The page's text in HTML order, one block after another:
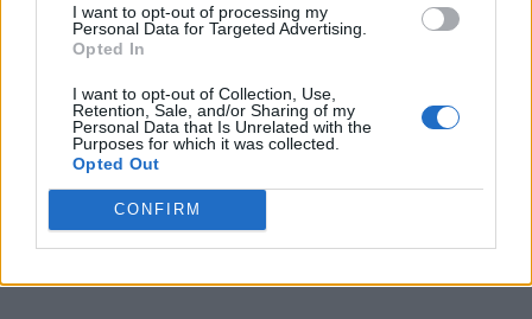
I want to opt-out of processing my
Personal Data for Targeted Advertising.
Opted In
I want to opt-out of Collection, Use,
Retention, Sale, and/or Sharing of my
Personal Data that Is Unrelated with the
Purposes for which it was collected.
Opted Out
CONFIRM